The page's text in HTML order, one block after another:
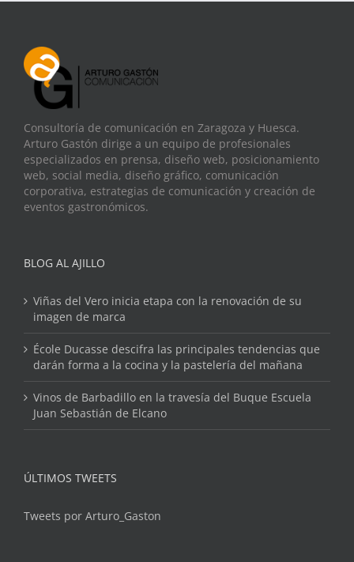
Consultoría de comunicación en Zaragoza y Huesca.
Arturo Gastón dirige a un equipo de profesionales
especializados en prensa, diseño web, posicionamiento
web, social media, diseño gráfico, comunicación
corporativa, estrategias de comunicación y creación de
eventos gastronómicos.
BLOG AL AJILLO
Viñas del Vero inicia etapa con la renovación de su
imagen de marca
École Ducasse descifra las principales tendencias que
darán forma a la cocina y la pastelería del mañana
Vinos de Barbadillo en la travesía del Buque Escuela
Juan Sebastián de Elcano
ÚLTIMOS TWEETS
Tweets por Arturo_Gaston